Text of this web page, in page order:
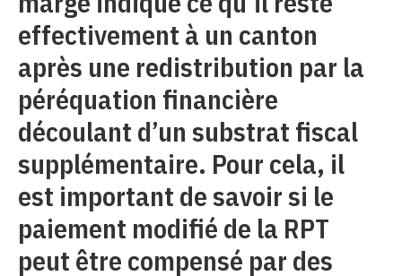
effectivement à un canton
après une redistribution par la
péréquation financière
découlant d’un substrat fiscal
supplémentaire. Pour cela, il
est important de savoir si le
paiement modifié de la RPT
peut être compensé par des